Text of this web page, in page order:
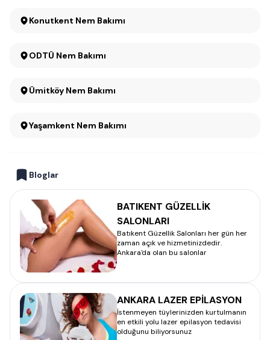
Konutkent Nem Bakımı
ODTÜ Nem Bakımı
Ümitköy Nem Bakımı
Yaşamkent Nem Bakımı
Bloglar
BATIKENT GÜZELLİK
SALONLARI
Batıkent Güzellik Salonları her gün her
zaman açık ve hizmetinizdedir.
Ankara'da olan bu salonlar
ANKARA LAZER EPİLASYON
İstenmeyen tüylerinizden kurtulmanın
en etkili yolu lazer epilasyon tedavisi
olduğunu biliyorsunuz